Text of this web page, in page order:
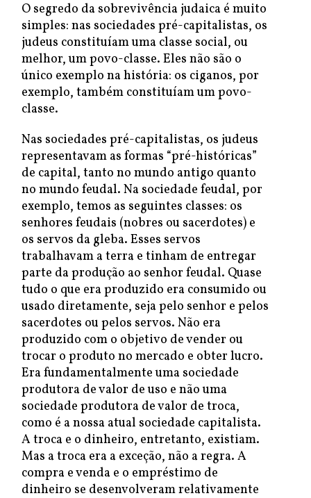
O segredo da sobrevivência judaica é muito
simples: nas sociedades pré-capitalistas, os
judeus constituíam uma classe social, ou
melhor, um povo-classe. Eles não são o
único exemplo na história: os ciganos, por
exemplo, também constituíam um povo-
classe.
Nas sociedades pré-capitalistas, os judeus
representavam as formas “pré-históricas”
de capital, tanto no mundo antigo quanto
no mundo feudal. Na sociedade feudal, por
exemplo, temos as seguintes classes: os
senhores feudais (nobres ou sacerdotes) e
os servos da gleba. Esses servos
trabalhavam a terra e tinham de entregar
parte da produção ao senhor feudal. Quase
tudo o que era produzido era consumido ou
usado diretamente, seja pelo senhor e pelos
sacerdotes ou pelos servos. Não era
produzido com o objetivo de vender ou
trocar o produto no mercado e obter lucro.
Era fundamentalmente uma sociedade
produtora de valor de uso e não uma
sociedade produtora de valor de troca,
como é a nossa atual sociedade capitalista.
A troca e o dinheiro, entretanto, existiam.
Mas a troca era a exceção, não a regra. A
compra e venda e o empréstimo de
dinheiro se desenvolveram relativamente